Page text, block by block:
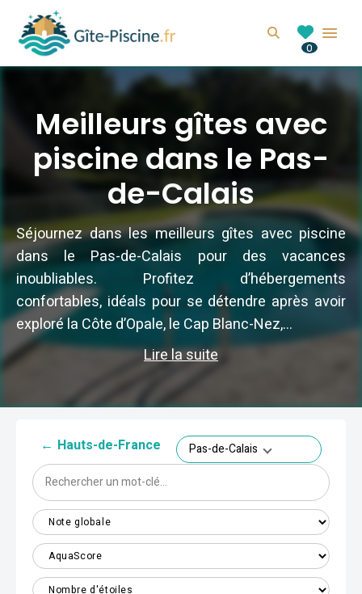
Search
0
Meilleurs gîtes avec
piscine dans le Pas-
de-Calais
Séjournez dans les meilleurs gîtes avec piscine
dans le Pas-de-Calais pour des vacances
inoubliables. Profitez d’hébergements
confortables, idéals pour se détendre après avoir
exploré la Côte d’Opale, le Cap Blanc-Nez,...
Lire la suite
← Hauts-de-France Pas-de-Calais